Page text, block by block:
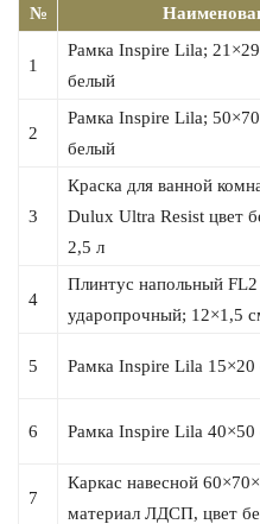
№
1
Рамка Inspire Lila;
белый
2
Рамка Inspire Lila;
белый
3
Краска для ванной
Dulux Ultra Resist цвет
2,5 л
4
Плинтус напольный FL2
ударопрочный; 12×1,5
5 Рамка Inspire Lila 15×20
6 Рамка Inspire Lila 40×50
7
Каркас навесной
материал ЛДСП, цвет